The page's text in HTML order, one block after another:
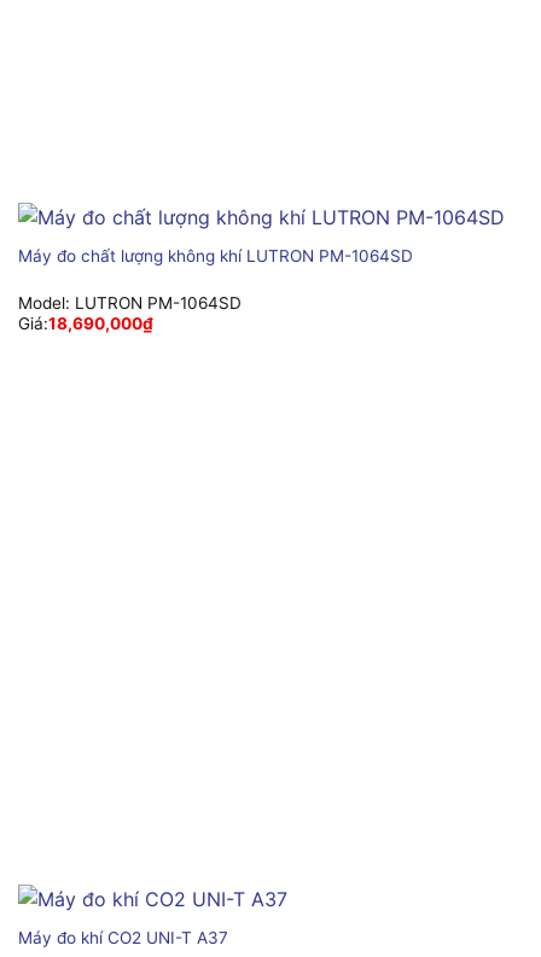
Máy đo chất lượng không khí LUTRON PM-1064SD
Model: LUTRON PM-1064SD
Giá:18,690,000₫
Máy đo khí CO2 UNI-T A37